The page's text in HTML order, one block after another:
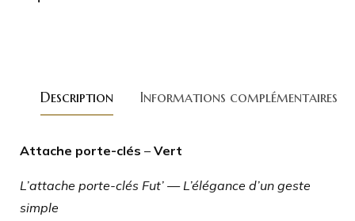
Description Informations complémentaires
Attache porte-clés – Vert
L’attache porte-clés Fut’ — L’élégance d’un geste
simple